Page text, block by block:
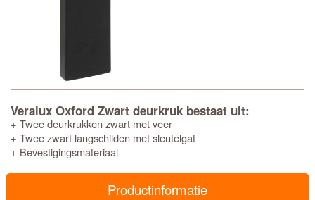
Veralux Oxford Zwart deurkruk bestaat uit:
+ Twee deurkrukken zwart met veer
+ Twee zwart langschilden met sleutelgat
+ Bevestigingsmateriaal
Productinformatie